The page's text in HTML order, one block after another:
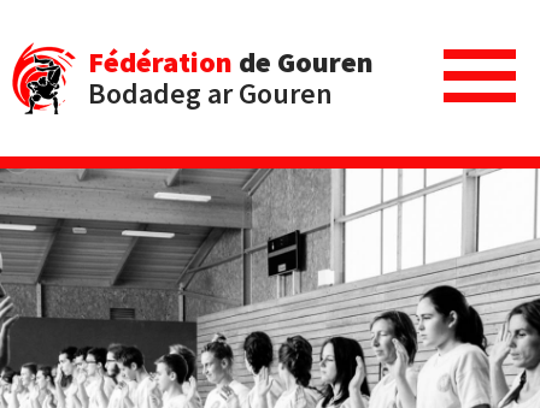
Fédération de Gouren
Bodadeg ar Gouren